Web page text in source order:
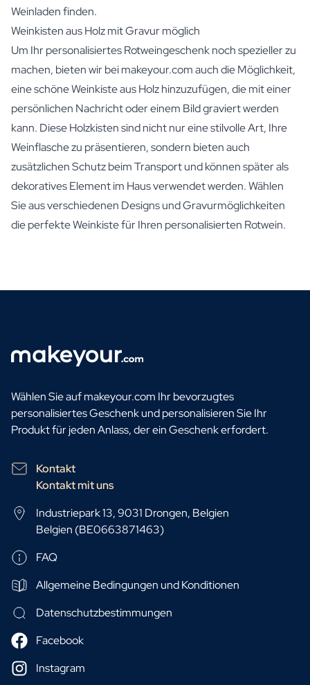
Weinladen finden.
Weinkisten aus Holz mit Gravur möglich
Um Ihr personalisiertes Rotweingeschenk noch spezieller zu
machen, bieten wir bei makeyour.com auch die Möglichkeit,
eine schöne Weinkiste aus Holz hinzuzufügen, die mit einer
persönlichen Nachricht oder einem Bild graviert werden
kann. Diese Holzkisten sind nicht nur eine stilvolle Art, Ihre
Weinflasche zu präsentieren, sondern bieten auch
zusätzlichen Schutz beim Transport und können später als
dekoratives Element im Haus verwendet werden. Wählen
Sie aus verschiedenen Designs und Gravurmöglichkeiten
die perfekte Weinkiste für Ihren personalisierten Rotwein.
Wählen Sie auf makeyour.com Ihr bevorzugtes
personalisiertes Geschenk und personalisieren Sie Ihr
Produkt für jeden Anlass, der ein Geschenk erfordert.
Kontakt
Kontakt mit uns
Industriepark 13, 9031 Drongen, Belgien
Belgien (BE0663871463)
FAQ
Allgemeine Bedingungen und Konditionen
Datenschutzbestimmungen
Facebook
Instagram